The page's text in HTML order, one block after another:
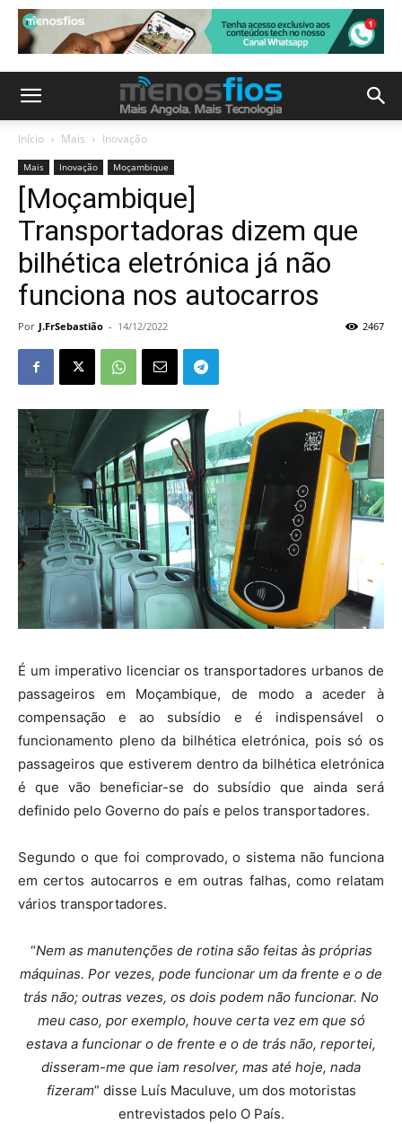
Início Mais Inovação
Mais Inovação Moçambique
[Moçambique]
Transportadoras dizem que
bilhética eletrónica já não
funciona nos autocarros
Por J.FrSebastião - 14/12/2022 2467
É um imperativo licenciar os transportadores urbanos de
passageiros em Moçambique, de modo a aceder à
compensação e ao subsídio e é indispensável o
funcionamento pleno da bilhética eletrónica, pois só os
passageiros que estiverem dentro da bilhética eletrónica
é que vão beneficiar-se do subsídio que ainda será
definido pelo Governo do país e pelos transportadores.
Segundo o que foi comprovado, o sistema não funciona
em certos autocarros e em outras falhas, como relatam
vários transportadores.
“Nem as manutenções de rotina são feitas às próprias
máquinas. Por vezes, pode funcionar um da frente e o de
trás não; outras vezes, os dois podem não funcionar. No
meu caso, por exemplo, houve certa vez em que só
estava a funcionar o de frente e o de trás não, reportei,
disseram-me que iam resolver, mas até hoje, nada
fizeram” disse Luís Maculuve, um dos motoristas
entrevistados pelo O País.